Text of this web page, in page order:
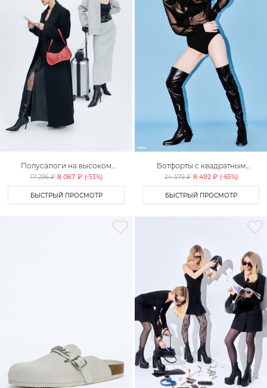
Полусапоги на высоком
каблуке Lera Nena Unreal
17 296 ₽ 8 067 ₽ (-53%)
БЫСТРЫЙ ПРОСМОТР
Ботфорты с квадратным
мысом Lera Nena Unreal
24 579 ₽ 8 492 ₽ (-65%)
БЫСТРЫЙ ПРОСМОТР